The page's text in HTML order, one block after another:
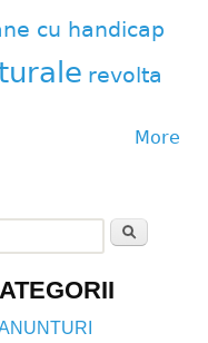
cu handicap
revolta
More
form